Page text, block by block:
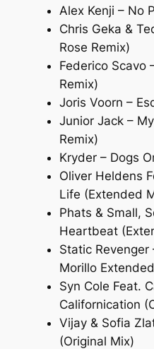
Alex Kenji – No
Chris Geka &
Rose Remix)
Federico Scavo
Remix)
Joris Voorn –
Junior Jack –
Remix)
Kryder – Dogs
Oliver Heldens
Life (Extended
Phats & Small,
Heartbeat
Static Revenger
Morillo
Syn Cole Feat.
Californication
Vijay & Sofia
(Original Mix)